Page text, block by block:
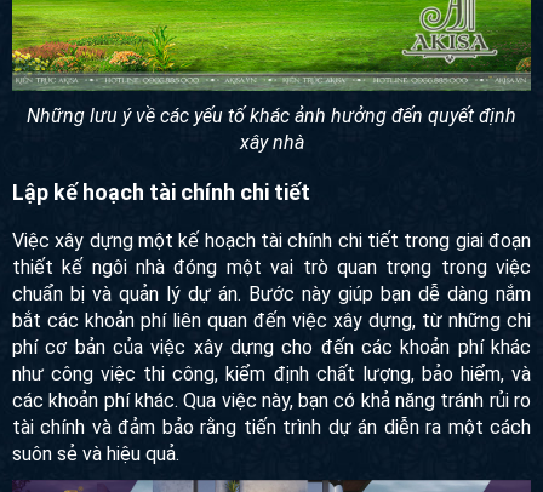
Những lưu ý về các yếu tố khác ảnh hưởng đến quyết định
xây nhà
Lập kế hoạch tài chính chi tiết
Việc xây dựng một kế hoạch tài chính chi tiết trong giai đoạn
thiết kế ngôi nhà đóng một vai trò quan trọng trong việc
chuẩn bị và quản lý dự án. Bước này giúp bạn dễ dàng nắm
bắt các khoản phí liên quan đến việc xây dựng, từ những chi
phí cơ bản của việc xây dựng cho đến các khoản phí khác
như công việc thi công, kiểm định chất lượng, bảo hiểm, và
các khoản phí khác. Qua việc này, bạn có khả năng tránh rủi ro
tài chính và đảm bảo rằng tiến trình dự án diễn ra một cách
suôn sẻ và hiệu quả.